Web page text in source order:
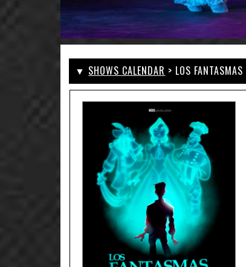
▼ SHOWS CALENDAR > LOS